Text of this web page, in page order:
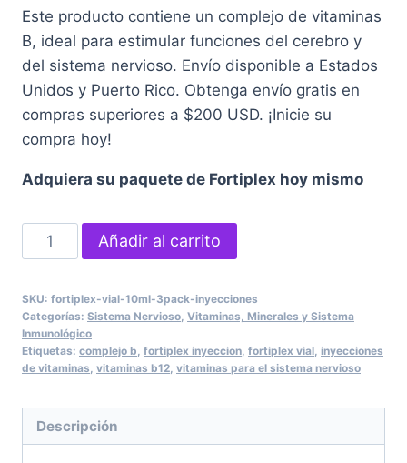
Este producto contiene un complejo de vitaminas
B, ideal para estimular funciones del cerebro y
del sistema nervioso. Envío disponible a Estados
Unidos y Puerto Rico. Obtenga envío gratis en
compras superiores a $200 USD. ¡Inicie su
compra hoy!
Adquiera su paquete de Fortiplex hoy mismo
Fortiplex
Vial
-
Paquete
de
Inyecciones
de
Añadir al carrito
SKU: fortiplex-vial-10ml-3pack-inyecciones
Categorías: Sistema Nervioso, Vitaminas, Minerales y Sistema
Inmunológico
Etiquetas: complejo b, fortiplex inyeccion, fortiplex vial, inyecciones
de vitaminas, vitaminas b12, vitaminas para el sistema nervioso
Descripción